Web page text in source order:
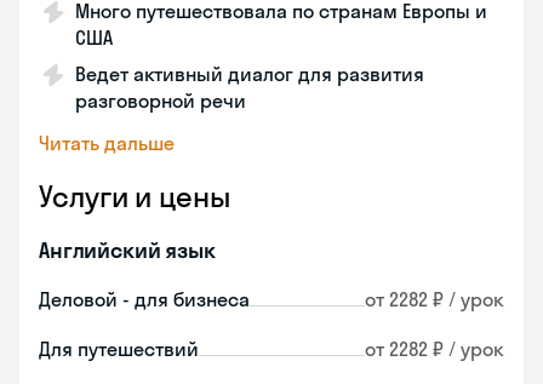
Много путешествовала по странам Европы и
США
Ведет активный диалог для развития
разговорной речи
Читать дальше
Услуги и цены
Английский язык
Деловой - для бизнеса от 2282 ₽ / урок
Для путешествий от 2282 ₽ / урок